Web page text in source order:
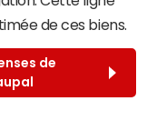
de ces biens.
de